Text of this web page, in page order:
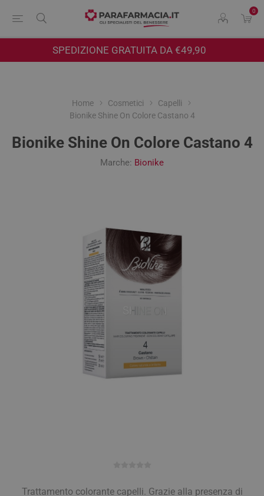
0
SPEDIZIONE GRATUITA DA €49,90
Home Cosmetici
Capelli
Bionike Shine On Colore Castano 4
Bionike Shine On Colore Castano 4
Marche: Bionike
Trattamento colorante capelli. Grazie alla presenza di